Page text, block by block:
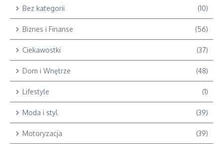
Bez kategorii (10)
Biznes i Finanse (56)
Ciekawostki (37)
Dom i Wnętrze (48)
Lifestyle (1)
Moda i styl (39)
Motoryzacja (39)